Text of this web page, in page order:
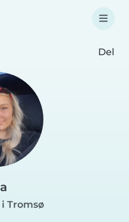
Del
Tromsø